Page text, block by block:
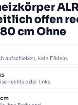
offen
cm Ohne
aufschieben, kein Fädeln.
rechts oder links.